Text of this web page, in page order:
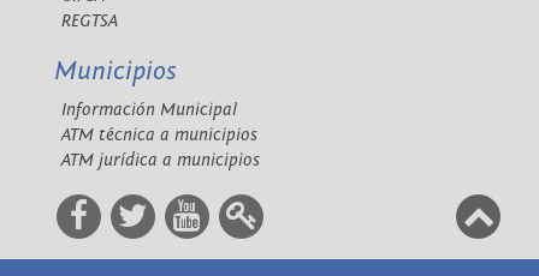
REGTSA
Municipios
Información Municipal
ATM técnica a municipios
ATM jurídica a municipios